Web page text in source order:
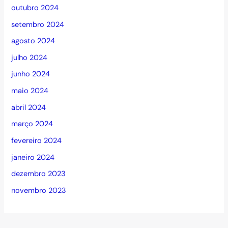
outubro 2024
setembro 2024
agosto 2024
julho 2024
junho 2024
maio 2024
abril 2024
março 2024
fevereiro 2024
janeiro 2024
dezembro 2023
novembro 2023